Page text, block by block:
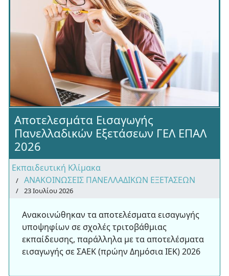
Αποτελεσμάτα Εισαγωγής
Πανελλαδικών Εξετάσεων ΓΕΛ ΕΠΑΛ
2026
Εκπαιδευτική Κλίμακα
ΑΝΑΚΟΙΝΩΣΕΙΣ ΠΑΝΕΛΛΑΔΙΚΩΝ ΕΞΕΤΑΣΕΩΝ
23 Ιουλίου 2026
Ανακοινώθηκαν τα αποτελέσματα εισαγωγής
υποψηφίων σε σχολές τριτοβάθμιας
εκπαίδευσης, παράλληλα με τα αποτελέσματα
εισαγωγής σε ΣΑΕΚ (πρώην Δημόσια ΙΕΚ) 2026